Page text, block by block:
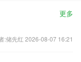
更多
:储先红 2026-08-07 16:21